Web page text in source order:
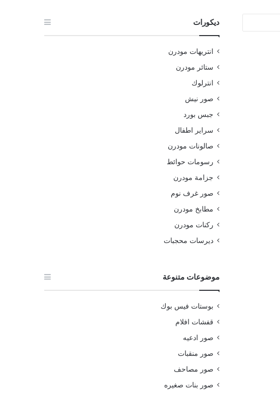
ديكورات
انتريهات مودرن
ستائر مودرن
انترلوك
صور نيش
جبس بورد
سراير اطفال
صالونات مودرن
رسومات حوائط
جزامة مودرن
صور غرف نوم
مطابخ مودرن
ركنات مودرن
ديرسات محجبات
موضوعات متنوعة
بوستات فيس بوك
قفشات افلام
صور ادعيه
صور منقبات
صور مصاحف
صور بنات صغيره